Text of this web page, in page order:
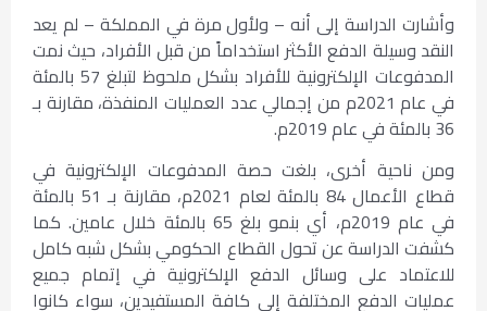
وأشارت الدراسة إلى أنه – ولأول مرة في المملكة – لم يعد
النقد وسيلة الدفع الأكثر استخداماً من قبل الأفراد، حيث نمت
المدفوعات الإلكترونية للأفراد بشكل ملحوظ لتبلغ 57 بالمئة
في عام 2021م من إجمالي عدد العمليات المنفذة، مقارنة بـ
36 بالمئة في عام 2019م.
ومن ناحية أخرى، بلغت حصة المدفوعات الإلكترونية في
قطاع الأعمال 84 بالمئة لعام 2021م، مقارنة بـ 51 بالمئة
في عام 2019م، أي بنمو بلغ 65 بالمئة خلال عامين. كما
كشفت الدراسة عن تحول القطاع الحكومي بشكل شبه كامل
للاعتماد على وسائل الدفع الإلكترونية في إتمام جميع
عمليات الدفع المختلفة إلى كافة المستفيدين، سواء كانوا